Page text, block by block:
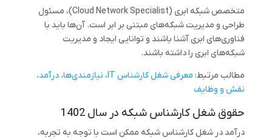
متخصص شبکه ابری (Cloud Network Specialist)، مسئول
طراحی و مدیریت شبکه‌های مبتنی بر ابر است. آن‌ها باید با
فناوری‌های ابری آشنا باشند و توانایی ایجاد و مدیریت
شبکه‌های ابری را داشته باشند.
مطالب مرتبط:
معرفی شغل کارشناس IT، نیازمندی‌ها، درآمد،
نقش و وظایف
حقوق شغل کارشناس شبکه در سال 1402
درآمد در شغل کارشناس شبکه ممکن است با توجه به تجربه،